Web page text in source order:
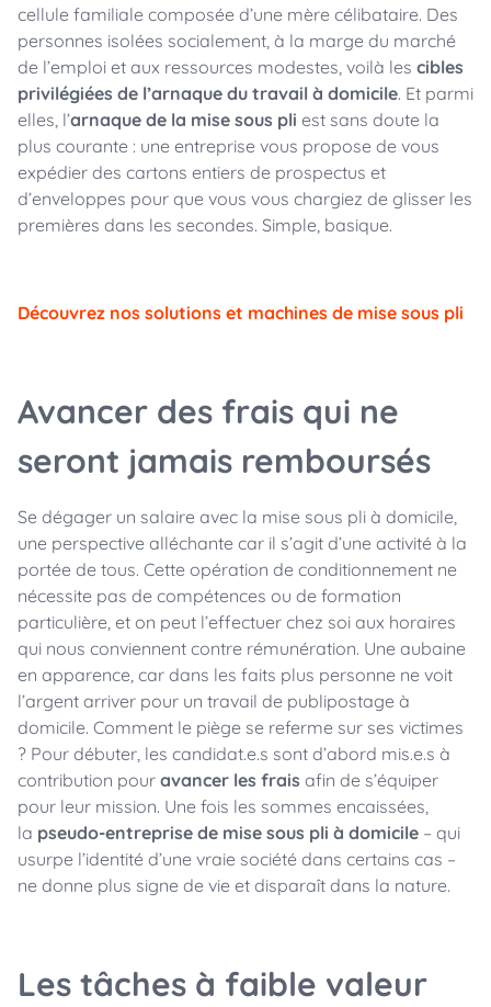
cellule familiale composée d’une mère célibataire. Des
personnes isolées socialement, à la marge du marché
de l’emploi et aux ressources modestes, voilà les cibles
privilégiées de l’arnaque du travail à domicile. Et parmi
elles, l’arnaque de la mise sous pli est sans doute la
plus courante : une entreprise vous propose de vous
expédier des cartons entiers de prospectus et
d’enveloppes pour que vous vous chargiez de glisser les
premières dans les secondes. Simple, basique.
Découvrez nos solutions et machines de mise sous pli
Avancer des frais qui ne
seront jamais remboursés
Se dégager un salaire avec la mise sous pli à domicile,
une perspective alléchante car il s’agit d’une activité à la
portée de tous. Cette opération de conditionnement ne
nécessite pas de compétences ou de formation
particulière, et on peut l’effectuer chez soi aux horaires
qui nous conviennent contre rémunération. Une aubaine
en apparence, car dans les faits plus personne ne voit
l’argent arriver pour un travail de publipostage à
domicile. Comment le piège se referme sur ses victimes
? Pour débuter, les candidat.e.s sont d’abord mis.e.s à
contribution pour avancer les frais afin de s’équiper
pour leur mission. Une fois les sommes encaissées,
la pseudo-entreprise de mise sous pli à domicile – qui
usurpe l’identité d’une vraie société dans certains cas –
ne donne plus signe de vie et disparaît dans la nature.
Les tâches à faible valeur